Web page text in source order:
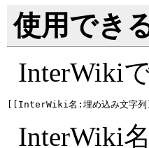
使用でき
InterWiki
InterWiki